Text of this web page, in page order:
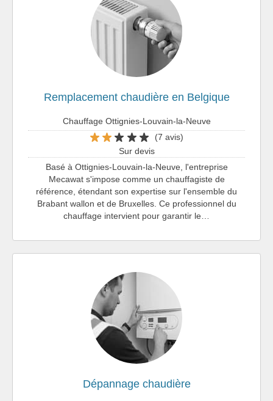
Remplacement chaudière en Belgique
Chauffage Ottignies-Louvain-la-Neuve
(7 avis)
Sur devis
Basé à Ottignies-Louvain-la-Neuve, l'entreprise
Mecawat s'impose comme un chauffagiste de
référence, étendant son expertise sur l'ensemble du
Brabant wallon et de Bruxelles. Ce professionnel du
chauffage intervient pour garantir le…
Dépannage chaudière